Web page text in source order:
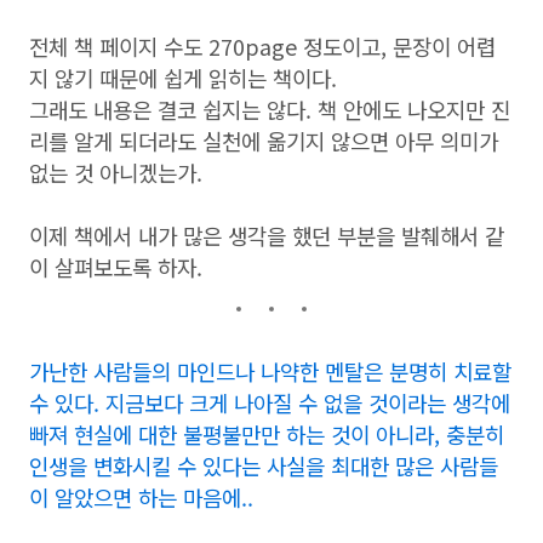
전체 책 페이지 수도 270page 정도이고, 문장이 어렵
지 않기 때문에 쉽게 읽히는 책이다.
그래도 내용은 결코 쉽지는 않다. 책 안에도 나오지만 진
리를 알게 되더라도 실천에 옮기지 않으면 아무 의미가
없는 것 아니겠는가.
이제 책에서 내가 많은 생각을 했던 부분을 발췌해서 같
이 살펴보도록 하자.
가난한 사람들의 마인드나 나약한 멘탈은 분명히 치료할
수 있다. 지금보다 크게 나아질 수 없을 것이라는 생각에
빠져 현실에 대한 불평불만만 하는 것이 아니라, 충분히
인생을 변화시킬 수 있다는 사실을 최대한 많은 사람들
이 알았으면 하는 마음에..